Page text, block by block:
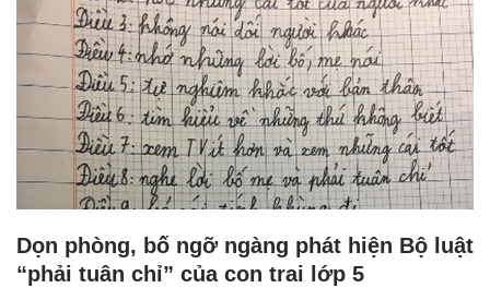
Dọn phòng, bố ngỡ ngàng phát hiện Bộ luật
“phải tuân chỉ” của con trai lớp 5